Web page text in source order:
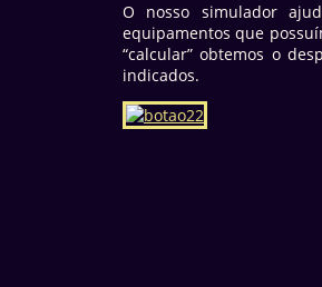
O nosso simulador
equipamentos que
“calcular” obtemos o
indicados.